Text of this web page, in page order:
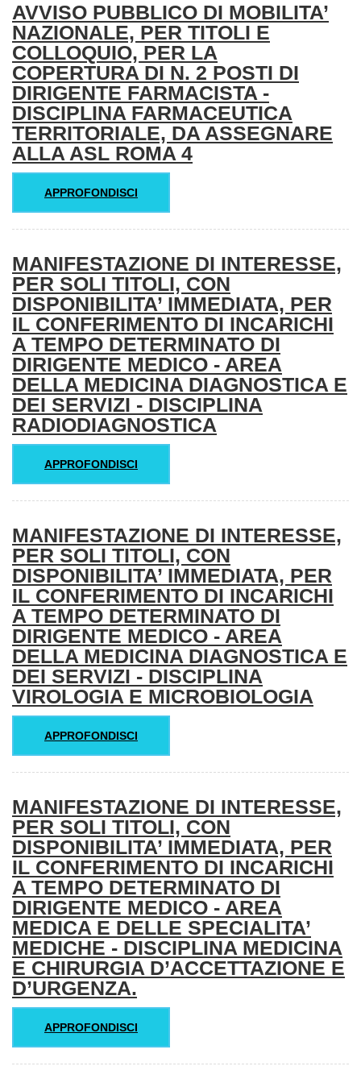
AVVISO PUBBLICO DI MOBILITA’
NAZIONALE, PER TITOLI E
COLLOQUIO, PER LA
COPERTURA DI N. 2 POSTI DI
DIRIGENTE FARMACISTA -
DISCIPLINA FARMACEUTICA
TERRITORIALE, DA ASSEGNARE
ALLA ASL ROMA 4
APPROFONDISCI
MANIFESTAZIONE DI INTERESSE,
PER SOLI TITOLI, CON
DISPONIBILITA’ IMMEDIATA, PER
IL CONFERIMENTO DI INCARICHI
A TEMPO DETERMINATO DI
DIRIGENTE MEDICO - AREA
DELLA MEDICINA DIAGNOSTICA E
DEI SERVIZI - DISCIPLINA
RADIODIAGNOSTICA
APPROFONDISCI
MANIFESTAZIONE DI INTERESSE,
PER SOLI TITOLI, CON
DISPONIBILITA’ IMMEDIATA, PER
IL CONFERIMENTO DI INCARICHI
A TEMPO DETERMINATO DI
DIRIGENTE MEDICO - AREA
DELLA MEDICINA DIAGNOSTICA E
DEI SERVIZI - DISCIPLINA
VIROLOGIA E MICROBIOLOGIA
APPROFONDISCI
MANIFESTAZIONE DI INTERESSE,
PER SOLI TITOLI, CON
DISPONIBILITA’ IMMEDIATA, PER
IL CONFERIMENTO DI INCARICHI
A TEMPO DETERMINATO DI
DIRIGENTE MEDICO - AREA
MEDICA E DELLE SPECIALITA’
MEDICHE - DISCIPLINA MEDICINA
E CHIRURGIA D’ACCETTAZIONE E
D’URGENZA.
APPROFONDISCI